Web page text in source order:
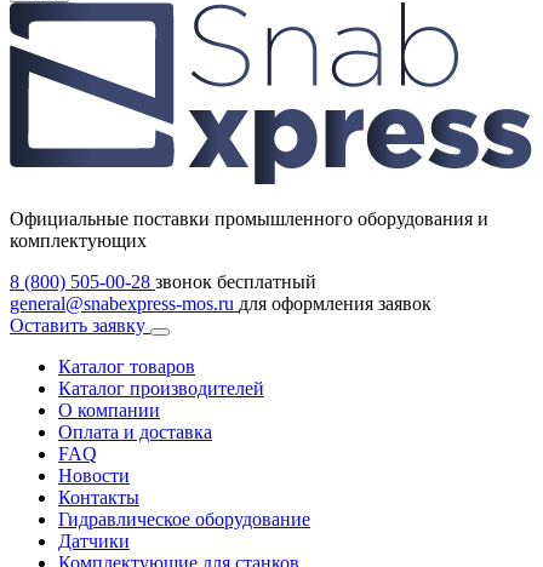
Официальные поставки промышленного оборудования и
комплектующих
8 (800) 505-00-28 звонок бесплатный
general@snabexpress-mos.ru для оформления заявок
Оставить заявку
Каталог товаров
Каталог производителей
О компании
Оплата и доставка
FAQ
Новости
Контакты
Гидравлическое оборудование
Датчики
Комплектующие для станков